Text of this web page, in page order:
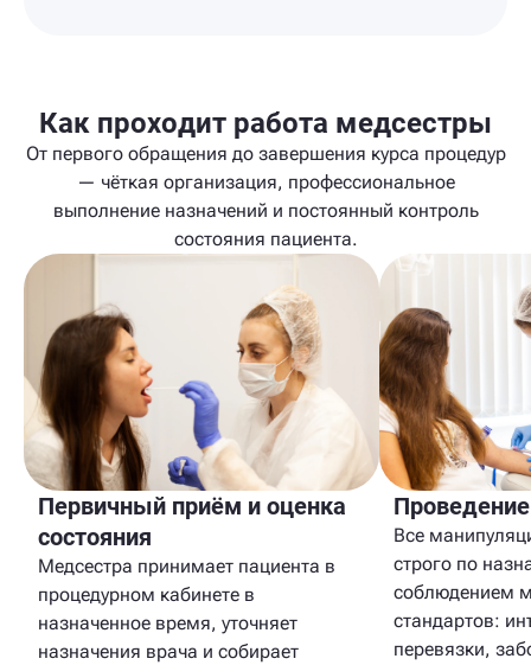
Как проходит работа медсестры
От первого обращения до завершения курса процедур
— чёткая организация, профессиональное
выполнение назначений и постоянный контроль
состояния пациента.
Первичный приём и оценка
состояния
Медсестра принимает пациента в
процедурном кабинете в
назначенное время, уточняет
назначения врача и собирает
Все
строго по
соблюдением
стандартов:
перевязки,